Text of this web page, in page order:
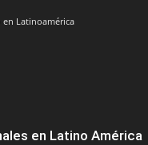
en Latinoamérica
en Latino América